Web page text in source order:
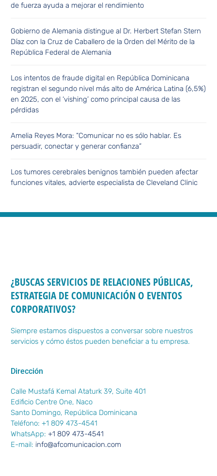
de fuerza ayuda a mejorar el rendimiento
Gobierno de Alemania distingue al Dr. Herbert Stefan Stern
Díaz con la Cruz de Caballero de la Orden del Mérito de la
República Federal de Alemania
Los intentos de fraude digital en República Dominicana
registran el segundo nivel más alto de América Latina (6,5%)
en 2025, con el ‘vishing’ como principal causa de las
pérdidas
Amelia Reyes Mora: “Comunicar no es sólo hablar. Es
persuadir, conectar y generar confianza”
Los tumores cerebrales benignos también pueden afectar
funciones vitales, advierte especialista de Cleveland Clinic
¿BUSCAS SERVICIOS DE RELACIONES PÚBLICAS,
ESTRATEGIA DE COMUNICACIÓN O EVENTOS
CORPORATIVOS?
Siempre estamos dispuestos a conversar sobre nuestros
servicios y cómo éstos pueden beneficiar a tu empresa.
Dirección
Calle Mustafá Kemal Ataturk 39, Suite 401
Edificio Centre One, Naco
Santo Domingo, República Dominicana
Teléfono: +1 809 473-4541
WhatsApp:+1 809 473-4541
E-mail: info@afcomunicacion.com